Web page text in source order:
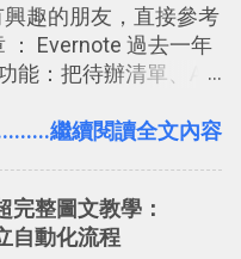
案排程協作重點技巧
何用 Trello 規劃自助
行程計畫使用技巧教
專案管理的5個關鍵
GTD 方法範例看
，或是想把你標籤在
你都多了一個「事先
以決定這些你被標籤
可能的祕密被你其他
趣的朋友，直接參考
： Evernote 過去一年
能：把待辦清單、AI
同筆記中的待辦清單統
結、錨點連結，整理
分享 新功能教學： 會
繼續閱讀全文內容
完整圖文教學：
自動化流程